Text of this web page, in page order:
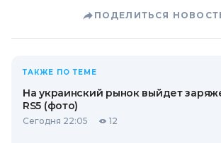
ПОДЕЛИТЬСЯ
ТАКЖЕ ПО ТЕМЕ
На украинский рынок выйдет
RS5 (фото)
Сегодня 22:05 12